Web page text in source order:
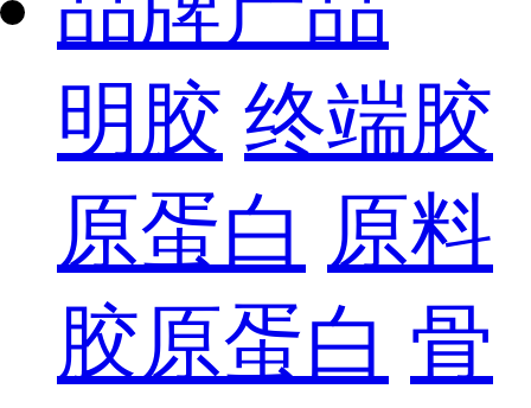
明胶 终端胶
原蛋白 原料
胶原蛋白 骨